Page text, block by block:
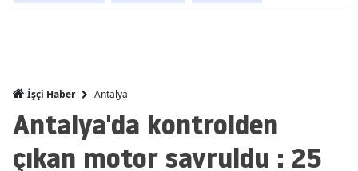
Kütahya
İşçi Haber Antalya
Antalya'da kontrolden
çıkan motor savruldu : 25